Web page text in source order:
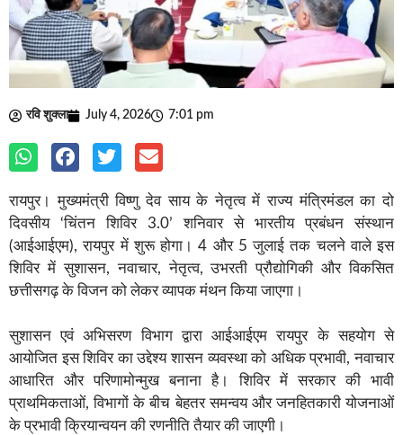
रवि शुक्ला July 4, 2026 7:01 pm
रायपुर। मुख्यमंत्री विष्णु देव साय के नेतृत्व में राज्य मंत्रिमंडल का दो
दिवसीय ‘चिंतन शिविर 3.0’ शनिवार से भारतीय प्रबंधन संस्थान
(आईआईएम), रायपुर में शुरू होगा। 4 और 5 जुलाई तक चलने वाले इस
शिविर में सुशासन, नवाचार, नेतृत्व, उभरती प्रौद्योगिकी और विकसित
छत्तीसगढ़ के विजन को लेकर व्यापक मंथन किया जाएगा।
सुशासन एवं अभिसरण विभाग द्वारा आईआईएम रायपुर के सहयोग से
आयोजित इस शिविर का उद्देश्य शासन व्यवस्था को अधिक प्रभावी, नवाचार
आधारित और परिणामोन्मुख बनाना है। शिविर में सरकार की भावी
प्राथमिकताओं, विभागों के बीच बेहतर समन्वय और जनहितकारी योजनाओं
के प्रभावी क्रियान्वयन की रणनीति तैयार की जाएगी।